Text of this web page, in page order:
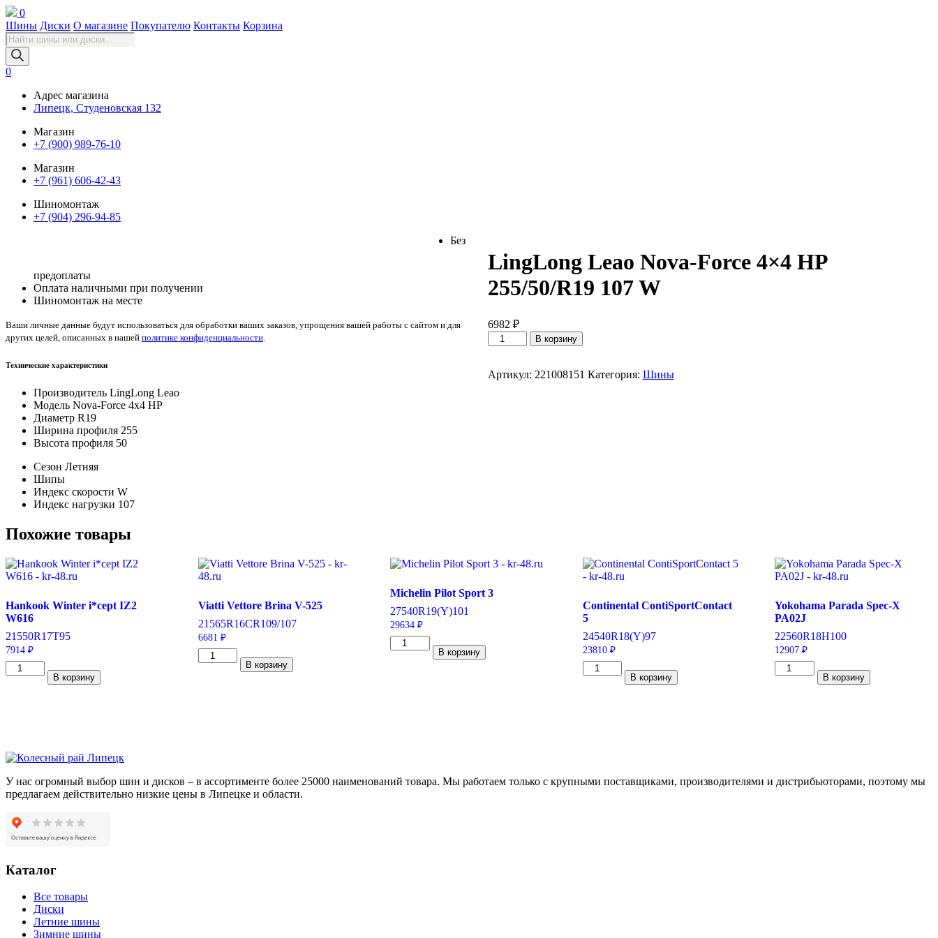
0
Шины Диски О магазине Покупателю Контакты Корзина
Поиск
товаров
0
Адрес магазина
Липецк, Студеновская 132
Магазин
+7 (900) 989-76-10
Магазин
+7 (961) 606-42-43
Шиномонтаж
+7 (904) 296-94-85
LingLong Leao Nova-Force 4×4 HP
255/50/R19 107 W
6982 ₽
Количество
товара
Leao
В корзину
Артикул: 221008151 Категория: Шины
Без
предоплаты
Оплата наличными при получении
Шиномонтаж на месте
Ваши личные данные будут использоваться для обработки ваших заказов, упрощения вашей работы с сайтом и для
других целей, описанных в нашей политике конфиденциальности.
Технические характеристики
Производитель LingLong Leao
Модель Nova-Force 4x4 HP
Диаметр R19
Ширина профиля 255
Высота профиля 50
Сезон Летняя
Шипы
Индекс скорости W
Индекс нагрузки 107
Похожие товары
Hankook Winter i*cept IZ2
W616
21550R17T95
7914 ₽
Количество
товара
215/50/R17
95
T
В корзину
Viatti Vettore Brina V-525
21565R16CR109/107
6681 ₽
Количество
товара
В корзину
Michelin Pilot Sport 3
27540R19(Y)101
29634₽
Количество
товара
В корзину
Continental ContiSportContact
5
24540R18(Y)97
23810 ₽
Количество
товара
В корзину
Yokohama Parada Spec-X
PA02J
22560R18H100
12907₽
Количество
товара
H
В корзину
У нас огромный выбор шин и дисков – в ассортименте более 25000 наименований товара. Мы работаем только с крупными поставщиками, производителями и дистрибьюторами, поэтому мы
предлагаем действительно низкие цены в Липецке и области.
Каталог
Все товары
Диски
Летние шины
Зимние шины